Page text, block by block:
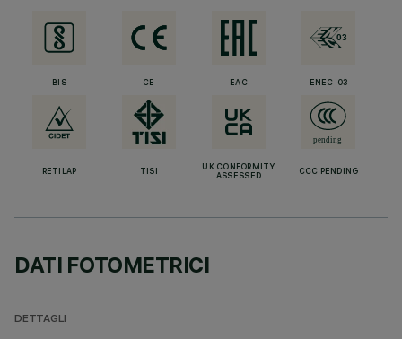
BIS CE EAC ENEC-03
RETILAP TISI
UK CONFORMITY
ASSESSED
CCC PENDING
DATI FOTOMETRICI
DETTAGLI